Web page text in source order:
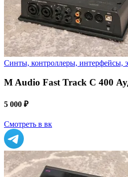
Синты, контроллеры, интерфейсы,
M Audio Fast Track C 400
5 000 ₽
Смотреть в вк